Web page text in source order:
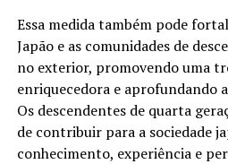
Essa medida também pode
Japão e as comunidades de
no exterior, promovendo uma
enriquecedora e aprofundando
Os descendentes de quarta
de contribuir para a sociedade
conhecimento, experiência e